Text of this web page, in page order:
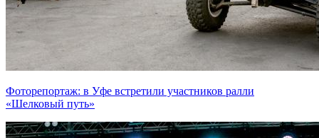
Фоторепортаж: в Уфе встретили участников ралли
«Шелковый путь»